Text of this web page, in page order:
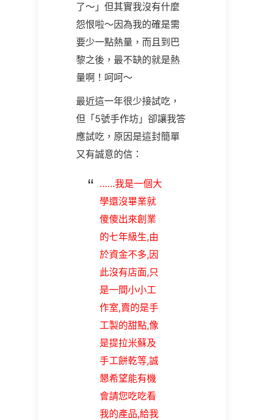
了～」但其實我沒有什麼
怨恨啦～因為我的確是需
要少一點熱量，而且到巴
黎之後，最不缺的就是熱
量啊！呵呵～
最近這一年很少接試吃，
但「5號手作坊」卻讓我答
應試吃，原因是這封簡單
又有誠意的信：
……我是一個大
學還沒畢業就
傻傻出來創業
的七年級生,由
於資金不多,因
此沒有店面,只
是一間小小工
作室,賣的是手
工製的甜點,像
是提拉米蘇及
手工餅乾等,誠
懇希望能有機
會請您吃吃看
我的產品,給我